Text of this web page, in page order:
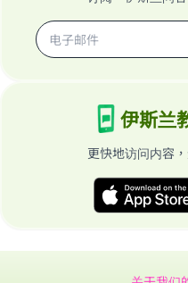
伊斯兰
更快地访问内容